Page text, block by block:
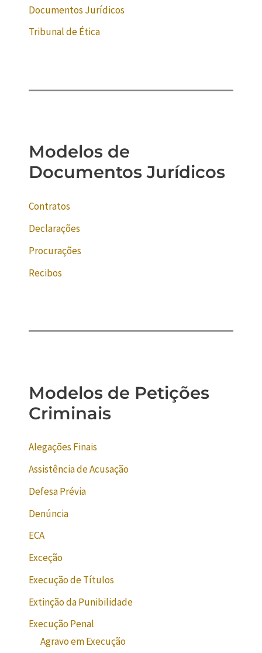
Documentos Jurídicos
Tribunal de Ética
Modelos de
Documentos Jurídicos
Contratos
Declarações
Procurações
Recibos
Modelos de Petições
Criminais
Alegações Finais
Assistência de Acusação
Defesa Prévia
Denúncia
ECA
Exceção
Execução de Títulos
Extinção da Punibilidade
Execução Penal
Agravo em Execução